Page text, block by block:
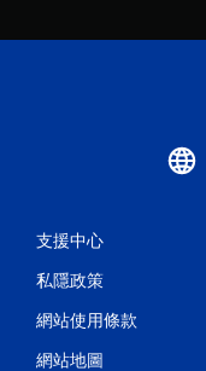
支援中心
私隱政策
網站使用條款
網站地圖